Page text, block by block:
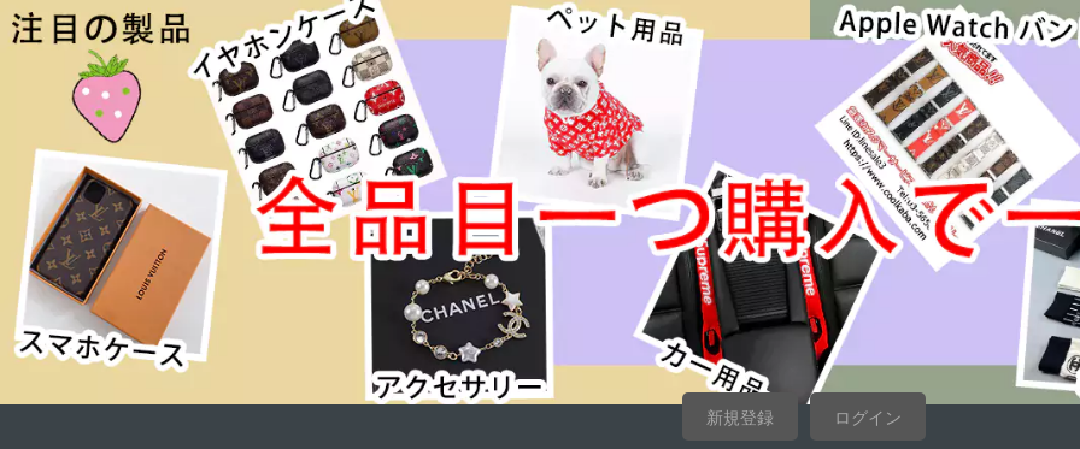
新規登録 ログイン